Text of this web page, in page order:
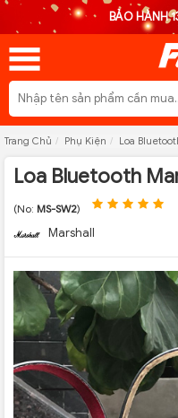
BẢO HÀNH
Trang Chủ Phụ Kiện Loa
Loa Bluetooth
(No: MS-SW2)
Marshall